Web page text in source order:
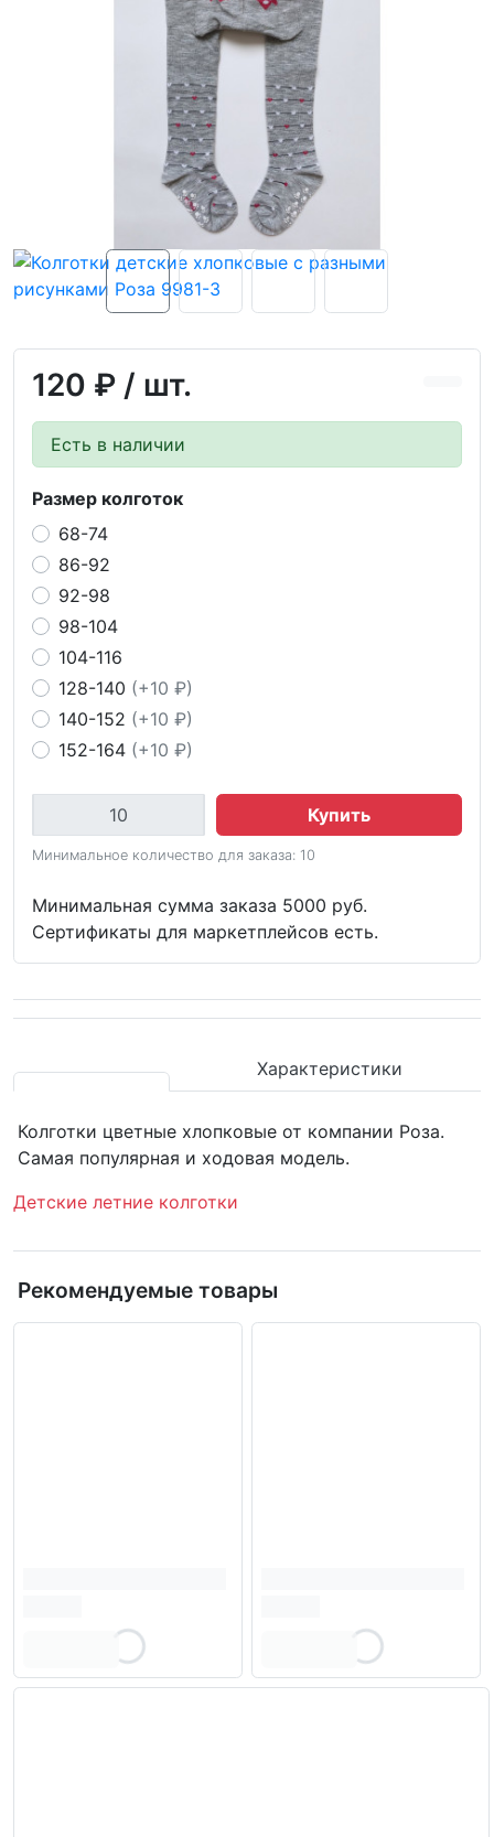
120 ₽ / шт.
Есть в наличии
Размер колготок
68-74
86-92
92-98
98-104
104-116
128-140 (+10 ₽)
140-152 (+10 ₽)
152-164 (+10 ₽)
Купить
Минимальное количество для заказа: 10
Минимальная сумма заказа 5000 руб.
Сертификаты для маркетплейсов есть.
Характеристики
Колготки цветные хлопковые от компании Роза.
Самая популярная и ходовая модель.
Детские летние колготки
Рекомендуемые товары